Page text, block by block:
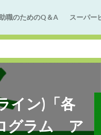
職のためのQ＆A スーパー
イン)「各
グラム ア